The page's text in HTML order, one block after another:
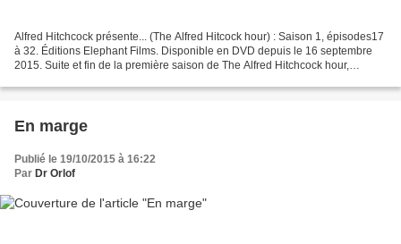
Alfred Hitchcock présente... (The Alfred Hitcock hour) : Saison 1, épisodes17
à 32. Éditions Elephant Films. Disponible en DVD depuis le 16 septembre
2015. Suite et fin de la première saison de The Alfred Hitchcock hour,
En marge
Publié le 19/10/2015 à 16:22
Par Dr Orlof